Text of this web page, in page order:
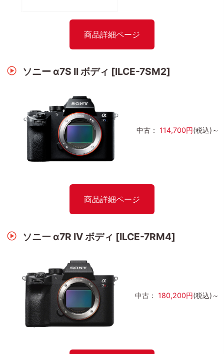
商品詳細ページ
ソニー α7S II ボディ [ILCE-7SM2]
中古： 114,700円(税込)～
商品詳細ページ
ソニー α7R IV ボディ [ILCE-7RM4]
中古： 180,200円(税込)～